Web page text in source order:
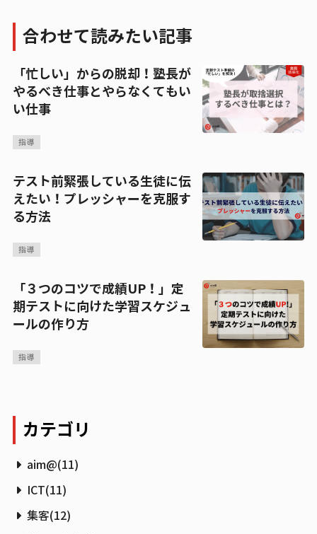
合わせて読みたい記事
「忙しい」からの脱却！塾長が
やるべき仕事とやらなくてもい
い仕事
指導
テスト前緊張している生徒に伝
えたい！プレッシャーを克服す
る方法
指導
「３つのコツで成績UP！」定
期テストに向けた学習スケジュ
ールの作り方
指導
カテゴリ
aim@(11)
ICT(11)
集客(12)